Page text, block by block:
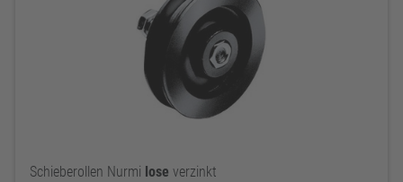
Schieberollen Nurmi lose verzinkt